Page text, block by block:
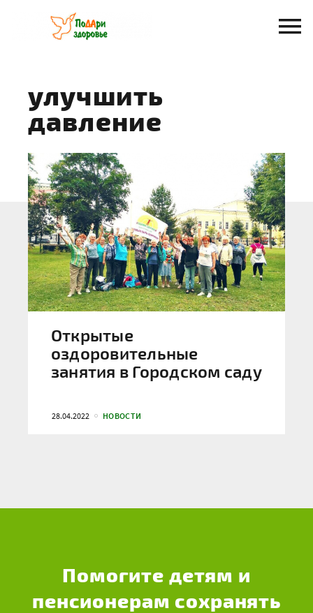
содержанию
улучшить
давление
Открытые
оздоровительные
занятия в Городском саду
28.04.2022 НОВОСТИ
Помогите детям и
пенсионерам сохранять